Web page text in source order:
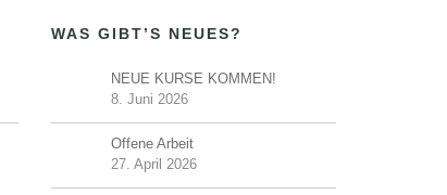
WAS GIBT’S NEUES?
NEUE KURSE KOMMEN!
8. Juni 2026
Offene Arbeit
27. April 2026